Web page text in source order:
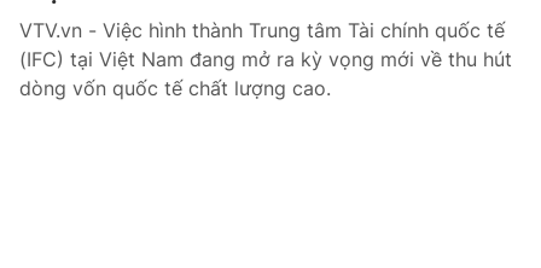
VTV.vn - Việc hình thành Trung tâm Tài chính quốc tế
(IFC) tại Việt Nam đang mở ra kỳ vọng mới về thu hút
dòng vốn quốc tế chất lượng cao.